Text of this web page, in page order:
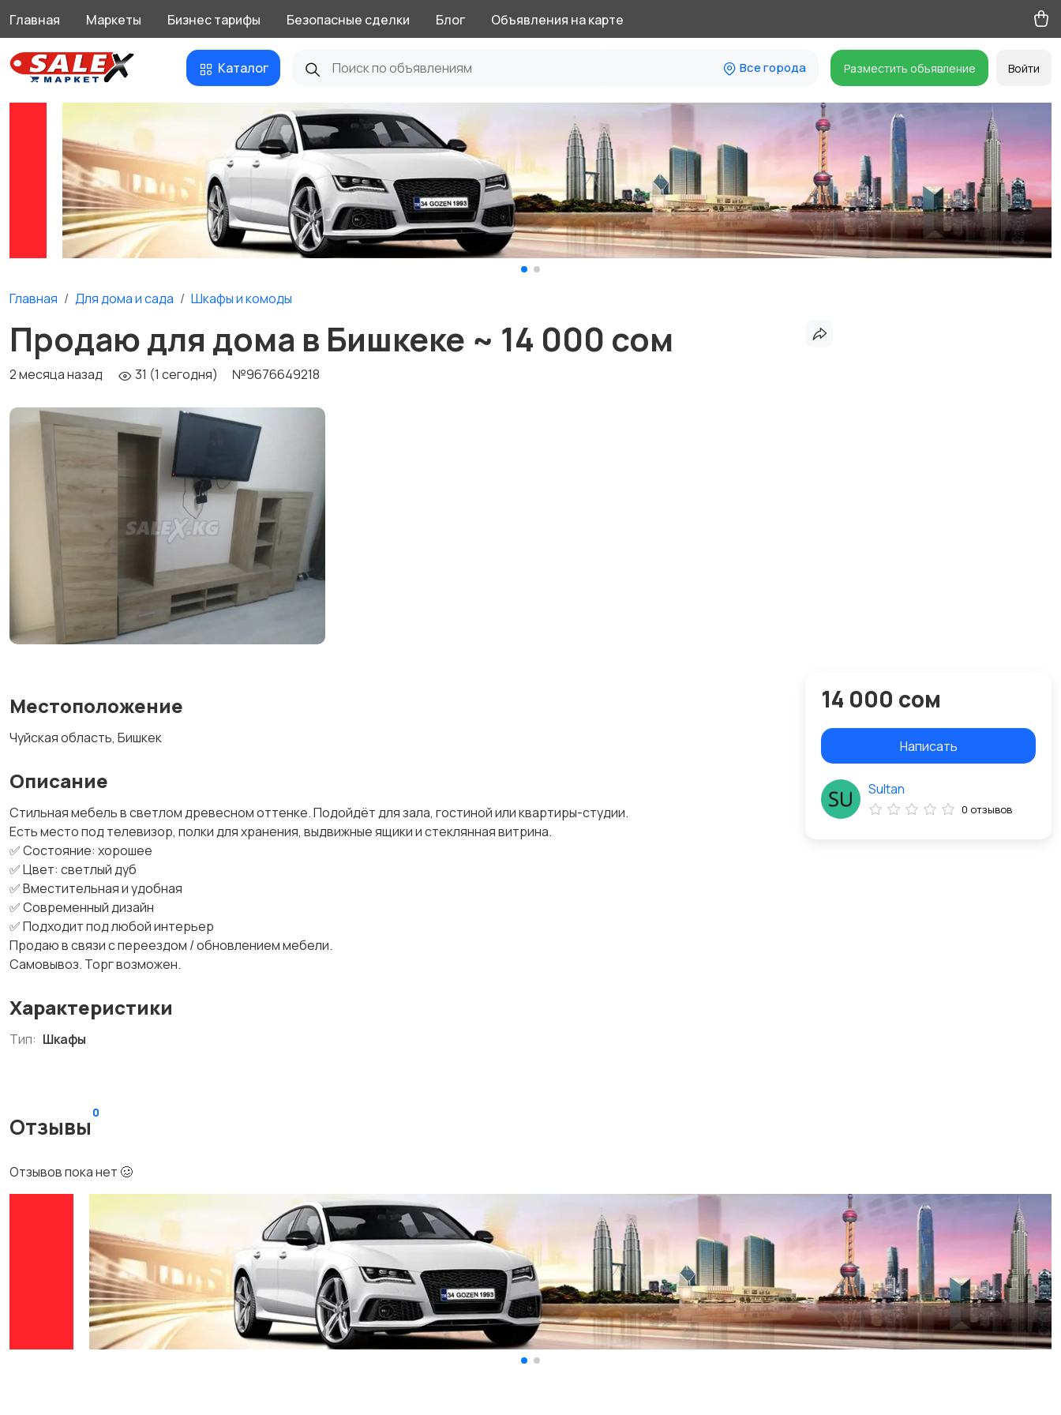
Главная Маркеты Бизнес тарифы Безопасные сделки Блог Объявления на карте
Каталог Все города Разместить объявление Войти
Главная Для дома и cада Шкафы и комоды
Продаю для дома в Бишкеке ~ 14 000 сом
2 месяца назад 31 (1 сегодня) №9676649218
Местоположение
Чуйская область, Бишкек
Описание
Стильная мебель в светлом древесном оттенке. Подойдёт для зала, гостиной или квартиры-студии.
Есть место под телевизор, полки для хранения, выдвижные ящики и стеклянная витрина.
✅ Состояние: хорошее
✅ Цвет: светлый дуб
✅ Вместительная и удобная
✅ Современный дизайн
✅ Подходит под любой интерьер
Продаю в связи с переездом / обновлением мебели.
Самовывоз. Торг возможен.
Характеристики
Тип: Шкафы
Отзывы
0
Отзывов пока нет 🥴
14 000 сом
Написать
Sultan
0 отзывов